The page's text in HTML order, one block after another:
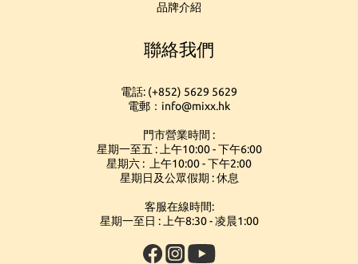
品牌介紹
聯絡我們
電話: (+852) 5629 5629
電郵：info@mixx.hk
門市營業時間 :
星期一至五 : 上午10:00 - 下午6:00
星期六 : 上午10:00 - 下午2:00
星期日及公眾假期 : 休息
客服在線時間:
星期一至日 : 上午8:30 - 凌晨1:00